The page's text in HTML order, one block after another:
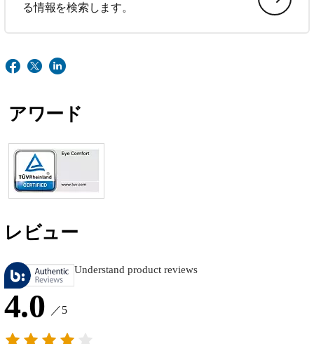
る情報を検索します。
アワード
レビュー
Understand product reviews
4.0 ／5